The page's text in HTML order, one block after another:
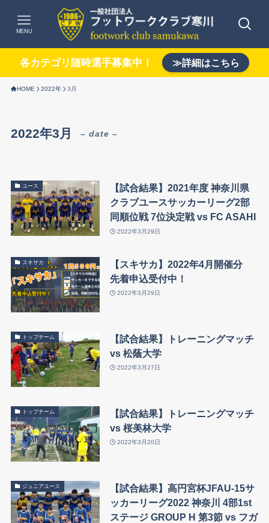
MENU
各カテゴリ随時選手募集中！ ≫詳細はこちら
HOME 2022年 3月
2022年3月 – date –
ユース
【試合結果】2021年度 神奈川県
クラブユースサッカーリーグ2部
同順位戦 7位決定戦 vs FC ASAHI
2022年3月29日
スキサカ
【スキサカ】2022年4月開催分
先着申込受付中！
2022年3月29日
トップチーム
【試合結果】トレーニングマッチ
vs 松蔭大学
2022年3月27日
トップチーム
【試合結果】トレーニングマッチ
vs 桜美林大学
2022年3月20日
ジュニアユース
【試合結果】高円宮杯JFAU-15サ
ッカーリーグ2022 神奈川 4部1st
ステージ GROUP H 第3節 vs フガ